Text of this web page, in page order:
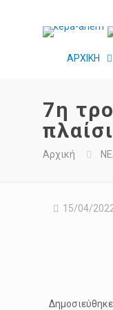
ΑΡΧΙΚΗ
7η
Αρχική
15/04/